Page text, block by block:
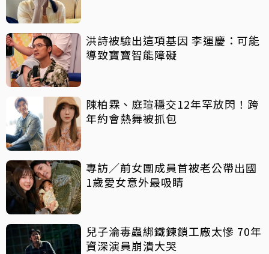
洪詩被驗出這項基因 李運慶：可能
導致寶寶智能障礙
陳柏霖、庭瑄穩交12年罕放閃！跨
年約會熱舞被抓包
專訪／前女團成員首被老公帶出國
1歲愛女意外最吸睛
兒子淪毒蟲綁鐵鍊鎖工廠太慘 70年
資深演員崩潰大哭